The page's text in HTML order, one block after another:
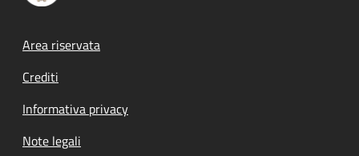
Footer menu
Area riservata
Crediti
Informativa privacy
Note legali